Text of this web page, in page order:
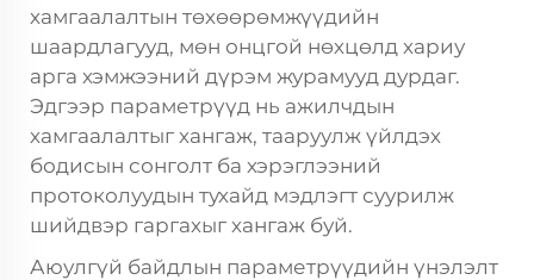
хамгаалалтын төхөөрөмжүүдийн
шаардлагууд, мөн онцгой нөхцөлд хариу
арга хэмжээний дүрэм журамууд дурдаг.
Эдгээр параметрүүд нь ажилчдын
хамгаалалтыг хангаж, тааруулж үйлдэх
бодисын сонголт ба хэрэглээний
протоколуудын тухайд мэдлэгт суурилж
шийдвэр гаргахыг хангаж буй.
Аюулгүй байдлын параметрүүдийн үнэлэлт